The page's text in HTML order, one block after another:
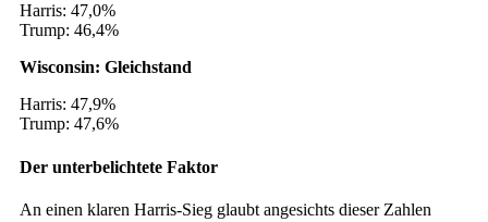
Harris: 47,0%
Trump: 46,4%
Wisconsin: Gleichstand
Harris: 47,9%
Trump: 47,6%
Der unterbelichtete Faktor
An einen klaren Harris-Sieg glaubt angesichts dieser Zahlen